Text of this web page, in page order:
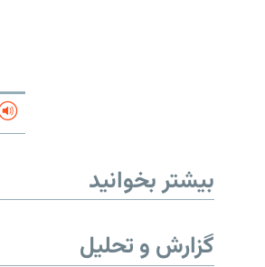
بیشتر بخوانید
گزارش و تحلیل